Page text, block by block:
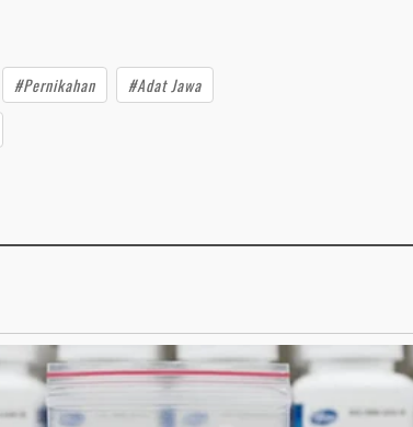
#Pernikahan
#Adat Jawa